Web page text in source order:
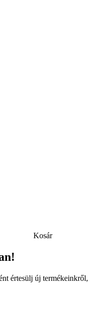
Kosár
értesülj új termékeinkről,